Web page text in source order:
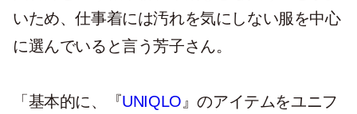
いため、仕事着には汚れを気にしない服を中心
に選んでいると言う芳子さん。
「基本的に、『UNIQLO 』のアイテムをユニフ